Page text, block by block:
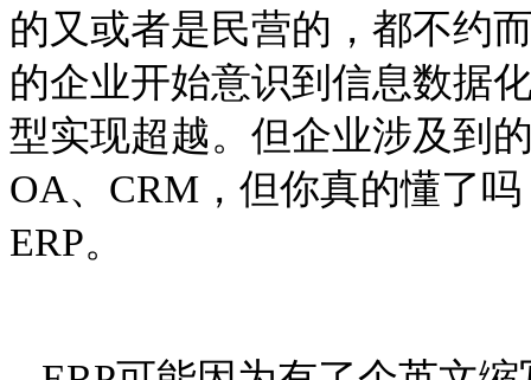
的又或者是民营的，都不约
的企业开始意识到信息数据
型实现超越。但企业涉及到
OA、CRM，但你真的懂了
ERP。